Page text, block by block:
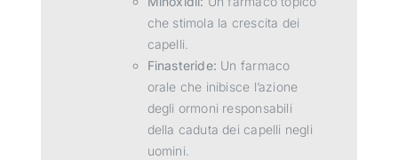
che stimola la crescita dei
capelli.
Finasteride: Un farmaco
orale che inibisce l’azione
degli ormoni responsabili
della caduta dei capelli negli
uomini.